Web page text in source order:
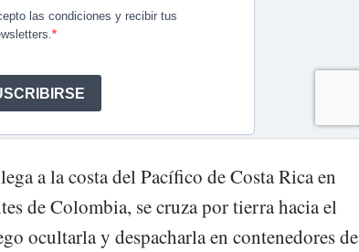
a la costa del Pacífico de Costa Rica en
de Colombia, se cruza por tierra hacia el
ocultarla y despacharla en contenedores de